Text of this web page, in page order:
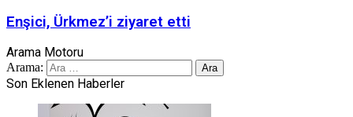
Enşici, Ürkmez’i ziyaret etti
Arama Motoru
Arama:
Son Eklenen Haberler